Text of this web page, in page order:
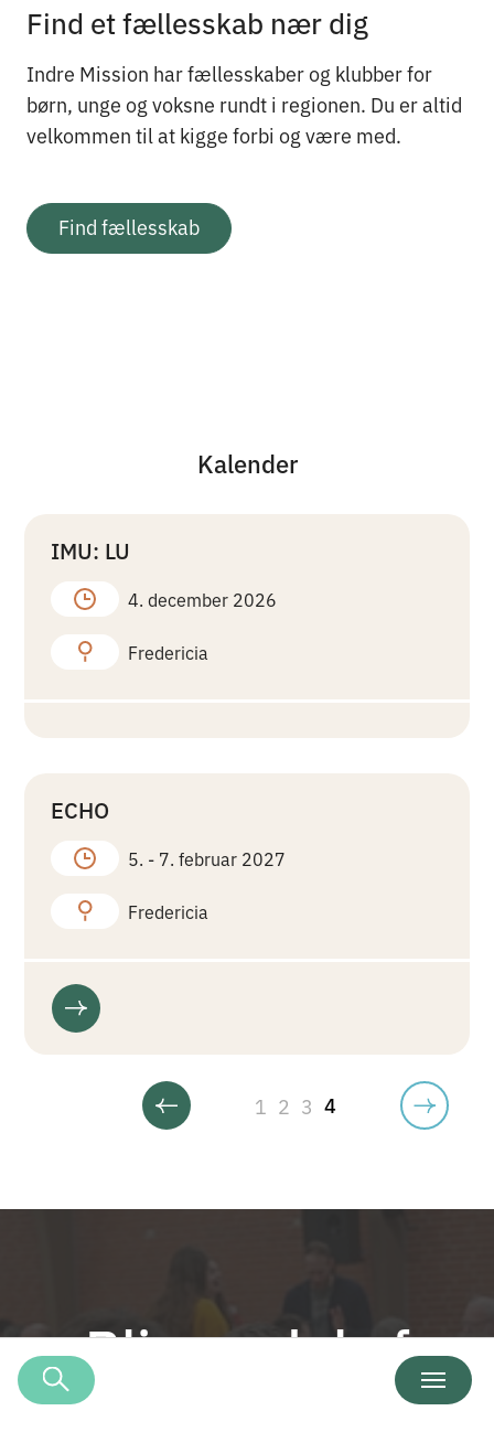
Find et fællesskab nær dig
Indre Mission har fællesskaber og klubber for
børn, unge og voksne rundt i regionen. Du er altid
velkommen til at kigge forbi og være med.
Find fællesskab
Kalender
IMU: LU
4. december 2026
Fredericia
ECHO
5. - 7. februar 2027
Fredericia
1 2 3 4
Bliv en del af